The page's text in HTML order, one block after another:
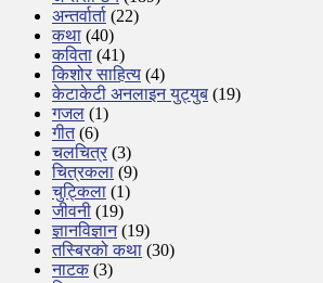
अन्तर्वार्ता (22)
कथा (40)
कविता (41)
किशोर साहित्य (4)
केटाकेटी अनलाइन युट्युब (19)
गजल (1)
गीत(6)
चलचित्र (3)
चित्रकला (9)
चुट्किला (1)
जीवनी (19)
ज्ञानविज्ञान(19)
तस्बिरको कथा (30)
नाटक(3)